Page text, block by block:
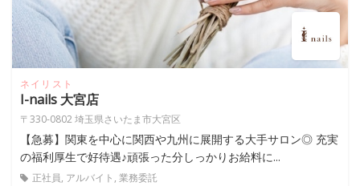
ネイリスト
I-nails 大宮店
〒330-0802 埼玉県さいたま市大宮区
【急募】関東を中心に関西や九州に展開する大手サロン◎ 充実
の福利厚生で好待遇♪頑張った分しっかりお給料に...
正社員, アルバイト, 業務委託